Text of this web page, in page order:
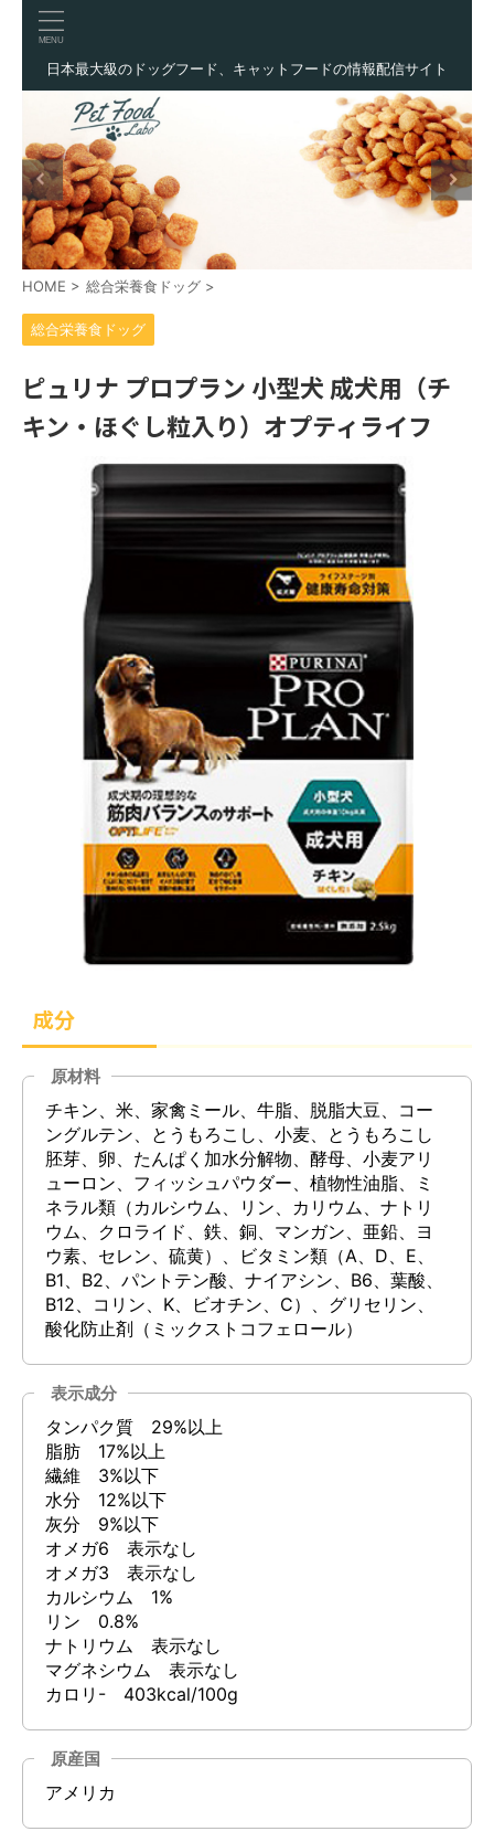
日本最大級のドッグフード、キャットフードの情報配信サイト
HOME > 総合栄養食ドッグ >
総合栄養食ドッグ
ピュリナ プロプラン 小型犬 成犬用（チ
キン・ほぐし粒入り）オプティライフ
成分
原材料
チキン、米、家禽ミール、牛脂、脱脂大豆、コー
ングルテン、とうもろこし、小麦、とうもろこし
胚芽、卵、たんぱく加水分解物、酵母、小麦アリ
ューロン、フィッシュパウダー、植物性油脂、ミ
ネラル類（カルシウム、リン、カリウム、ナトリ
ウム、クロライド、鉄、銅、マンガン、亜鉛、ヨ
ウ素、セレン、硫黄）、ビタミン類（A、D、E、
B1、B2、パントテン酸、ナイアシン、B6、葉酸、
B12、コリン、K、ビオチン、C）、グリセリン、
酸化防止剤（ミックストコフェロール）
表示成分
タンパク質 29%以上
脂肪 17%以上
繊維 3%以下
水分 12%以下
灰分 9%以下
オメガ6 表示なし
オメガ3 表示なし
カルシウム 1%
リン 0.8%
ナトリウム 表示なし
マグネシウム 表示なし
カロリ- 403kcal/100g
原産国
アメリカ